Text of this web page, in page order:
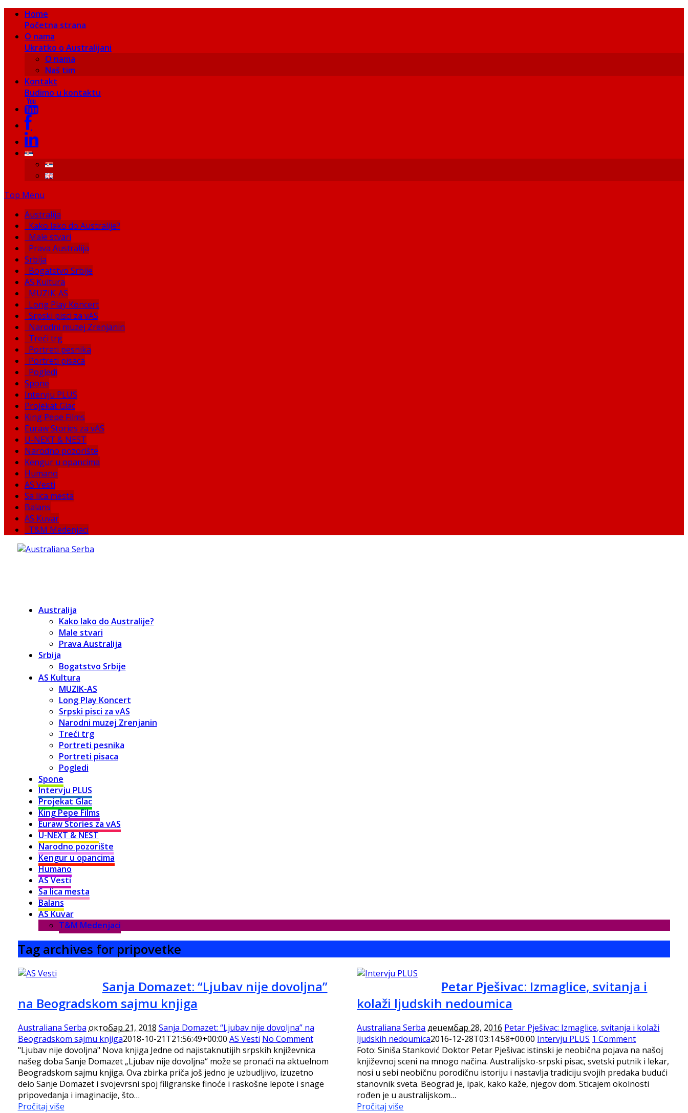
Home
Početna strana
O nama
Ukratko o Australijani
O nama
Naš tim
Kontakt
Budimo u kontaktu
Top Menu
Australija
Kako lako do Australije?
Male stvari
Prava Australija
Srbija
Bogatstvo Srbije
AS Kultura
MUZIK-AS
Long Play Koncert
Srpski pisci za vAS
Narodni muzej Zrenjanin
Treći trg
Portreti pesnika
Portreti pisaca
Pogledi
Spone
Intervju PLUS
Projekat Glac
King Pepe Films
Euraw Stories za vAS
U-NEXT & NEST
Narodno pozorište
Kengur u opancima
Humano
AS Vesti
Sa lica mesta
Balans
AS Kuvar
T&M Medenjaci
Australija
Kako lako do Australije?
Male stvari
Prava Australija
Srbija
Bogatstvo Srbije
AS Kultura
MUZIK-AS
Long Play Koncert
Srpski pisci za vAS
Narodni muzej Zrenjanin
Treći trg
Portreti pesnika
Portreti pisaca
Pogledi
Spone
Intervju PLUS
Projekat Glac
King Pepe Films
Euraw Stories za vAS
U-NEXT & NEST
Narodno pozorište
Kengur u opancima
Humano
AS Vesti
Sa lica mesta
Balans
AS Kuvar
T&M Medenjaci
Tag archives for pripovetke
Sanja Domazet: “Ljubav nije dovoljna”
na Beogradskom sajmu knjiga
Australiana Serba октобар 21, 2018 Sanja Domazet: “Ljubav nije dovoljna” na
Beogradskom sajmu knjiga2018-10-21T21:56:49+00:00 AS Vesti No Comment
"Ljubav nije dovoljna" Nova knjiga Jedne od najistaknutijih srpskih književnica
našeg doba Sanje Domazet „Ljubav nije dovoljna“ može se pronaći na aktuelnom
Beogradskom sajmu knjiga. Ova zbirka priča još jedno je uzbudljivo, izuzetno
delo Sanje Domazet i svojevrsni spoj filigranske finoće i raskošne lepote i snage
pripovedanja i imaginacije, što…
Pročitaj više
Petar Pješivac: Izmaglice, svitanja i
kolaži ljudskih nedoumica
Australiana Serba децембар 28, 2016 Petar Pješivac: Izmaglice, svitanja i kolaži
ljudskih nedoumica2016-12-28T03:14:58+00:00 Intervju PLUS 1 Comment
Foto: Siniša Stanković Doktor Petar Pješivac istinski je neobična pojava na našoj
književnoj sceni na mnogo načina. Australijsko-srpski pisac, svetski putnik i lekar,
nosi u sebi neobičnu porodičnu istoriju i nastavlja tradiciju svojih predaka budući
stanovnik sveta. Beograd je, ipak, kako kaže, njegov dom. Sticajem okolnosti
rođen je u australijskom…
Pročitaj više